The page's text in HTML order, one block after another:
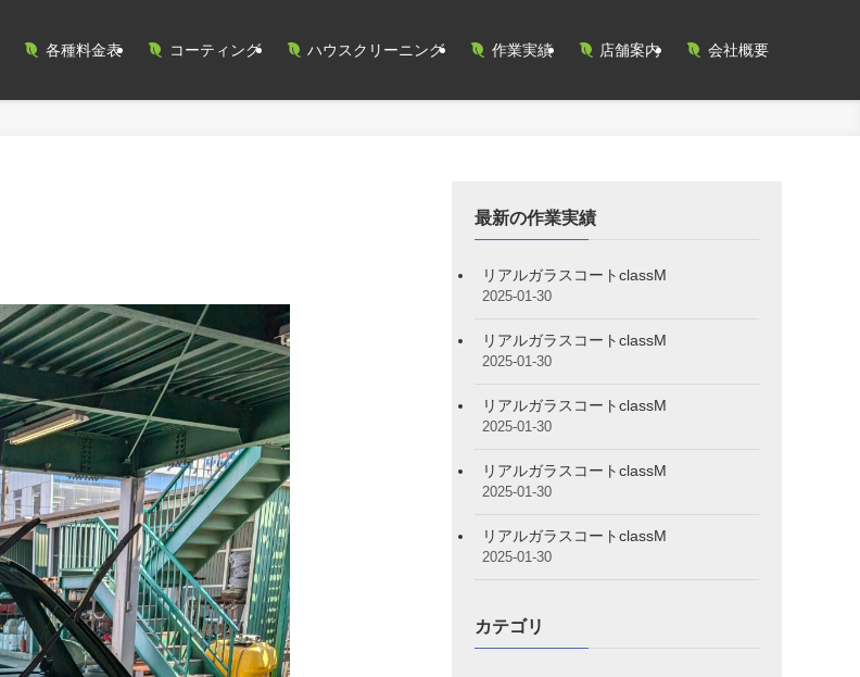
各種料金表 コーティング ハウスクリーニング 作業実績 店舗案内 会社概要
最新の作業実績
リアルガラスコートclassM
2025-01-30
リアルガラスコートclassM
2025-01-30
リアルガラスコートclassM
2025-01-30
リアルガラスコートclassM
2025-01-30
リアルガラスコートclassM
2025-01-30
カテゴリ